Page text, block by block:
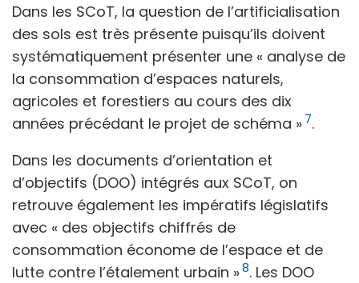
Dans les SCoT, la question de l’artificialisation
des sols est très présente puisqu’ils doivent
systématiquement présenter une « analyse de
la consommation d’espaces naturels,
agricoles et forestiers au cours des dix
années précédant le projet de schéma » 7.
Dans les documents d’orientation et
d’objectifs (DOO) intégrés aux SCoT, on
retrouve également les impératifs législatifs
avec « des objectifs chiffrés de
consommation économe de l’espace et de
lutte contre l’étalement urbain »8. Les DOO